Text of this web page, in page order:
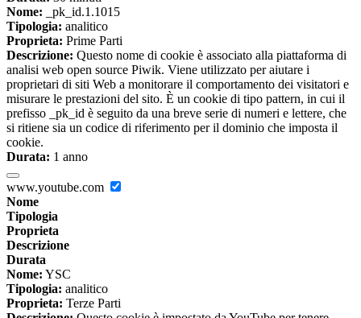
Nome: _pk_id.1.1015
Tipologia: analitico
Proprieta: Prime Parti
Descrizione: Questo nome di cookie è associato alla piattaforma di
analisi web open source Piwik. Viene utilizzato per aiutare i
proprietari di siti Web a monitorare il comportamento dei visitatori e
misurare le prestazioni del sito. È un cookie di tipo pattern, in cui il
prefisso _pk_id è seguito da una breve serie di numeri e lettere, che
si ritiene sia un codice di riferimento per il dominio che imposta il
cookie.
Durata: 1 anno
www.youtube.com
Nome
Tipologia
Proprieta
Descrizione
Durata
Nome: YSC
Tipologia: analitico
Proprieta: Terze Parti